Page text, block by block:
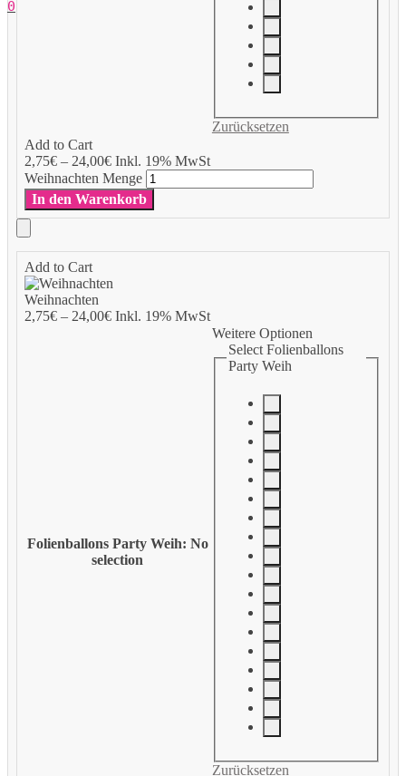
0
Add to Cart
2,75€– 24,00€Inkl. 19% MwSt
Zurücksetzen
Weihnachten Menge
In den Warenkorb
Add to Cart
Weihnachten
2,75€– 24,00€Inkl. 19% MwSt
Folienballons Party Weih: No
selection
Weitere Optionen
Select Folienballons
Party Weih
Zurücksetzen